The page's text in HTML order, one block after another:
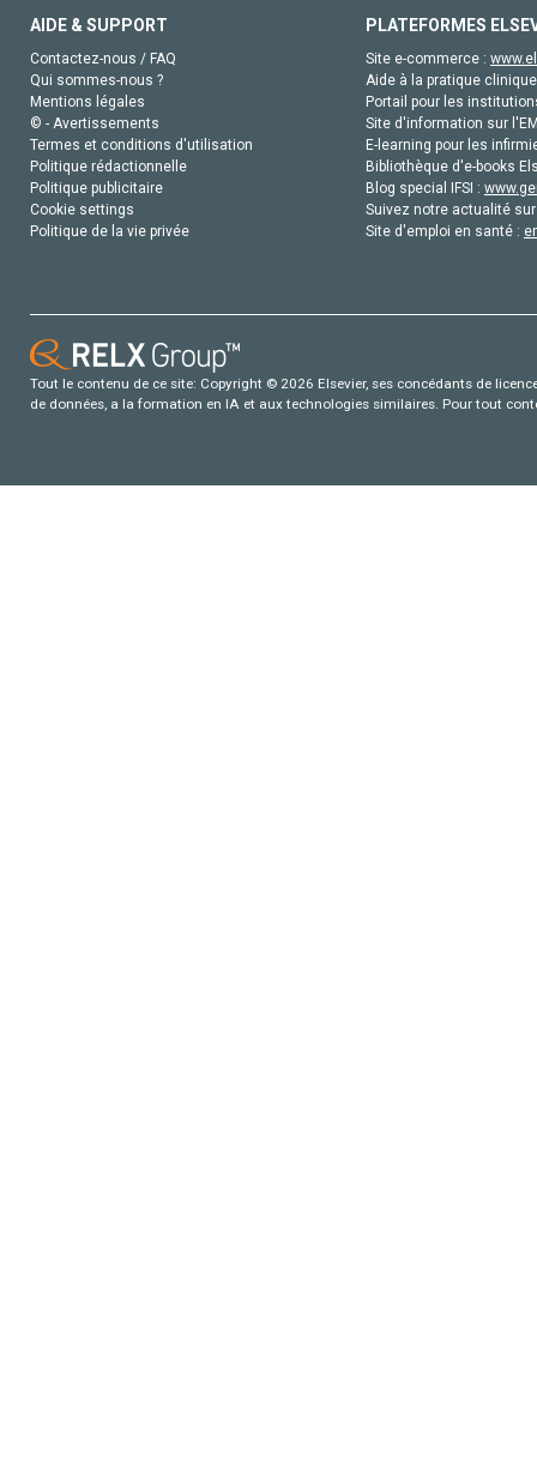
AIDE & SUPPORT
Contactez-nous / FAQ
Qui sommes-nous ?
Mentions légales
© - Avertissements
Termes et conditions d'utilisation
Politique rédactionnelle
Politique publicitaire
Cookie settings
Politique de la vie privée
PLATEFORMES
Site e-commerce :
Aide à la pratique
Portail pour les
Site d'information sur
E-learning pour les
Bibliothèque d'e-books
Blog special IFSI :
Suivez notre actualité
Site d'emploi en santé :
Tout le contenu de ce site: Copyright © 2026 Elsevier, ses concédants de
de données, a la formation en IA et aux technologies similaires. Pour tout